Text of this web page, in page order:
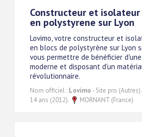
Constructeur et isolateur
en polystyrene sur Lyon
Lovimo, votre constructeur et
en blocs de polystyrène sur Lyon
vous permettre de bénéficier
moderne et disposant d'un
révolutionnaire.
Nom officiel : Lovimo - Site pro
14 ans (2012).
MORNANT (France)